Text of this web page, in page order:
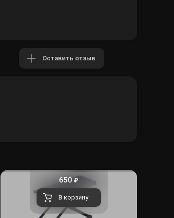
Оставить отзыв
650 ₽
В корзину